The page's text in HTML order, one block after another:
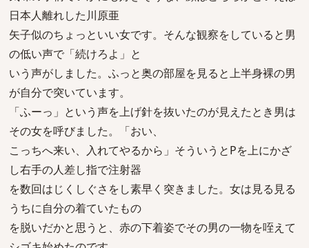
日本人離れした川原亜
矢子似のちょっといい女です。そんな観察をしていると男
の低い声で「続けろよ」と
いう声がしました。ふっと奥の部屋を見ると上半身裸の男
が自分で突いています。
「ふーっ」という声を上げ針を抜いたのが見えたとき男は
その女を呼びました。「おい、
こっちへ来い、入れてやるから」そういうとPを上にかざ
し右手の人差し指で注射器
を数回はじくしぐさをし素早く突きました。女は見る見る
うちに自分の着ていたもの
を脱いだかと思うと、赤の下着姿でその男の一物を咥えて